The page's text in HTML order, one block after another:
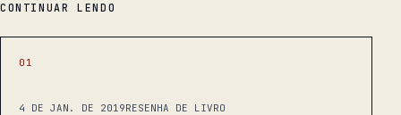
CONTINUAR LENDO
01
4 DE JAN. DE 2019RESENHA DE LIVRO